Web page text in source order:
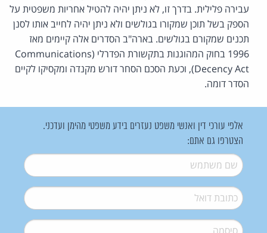
עבירה פלילית. בדרך זו, לא ניתן יהיה להטיל אחריות משפטית על
הספק בשל תוכן שמקורו בגולשים ולא ניתן יהיה לחייב אותו לסנן
תכנים שמקורם בגולשים. בארה"ב הסדרים אלה קיימים מאז
1996 בחוק המהוגנות בתקשורת הפדרלי (Communications
Decency Act), וכעת הסכם הסחר דורש מקנדה ומקסיקו לקיים
הסדר דומה.
אלפי עורכי דין ואנשי משפט נעזרים בידע משפטי מהימן ועדכני.
הצטרפו גם אתם:
שם משתמש*
דואל*
סיסמה*